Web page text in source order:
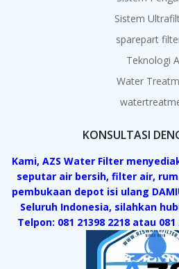
Sistem
sparepart
Teknologi
Water
KONSULTASI
Kami, AZS Water Filter
seputar air bersih, filter air,
pembukaan depot isi ulang
Seluruh Indonesia, silahkan
Telpon: 081 21398 2218 atau